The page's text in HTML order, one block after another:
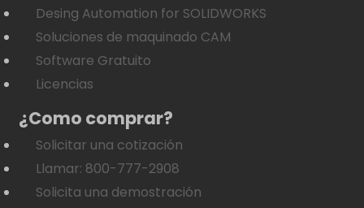
Desing Automation for SOLIDWORKS
Soluciones de maquinado CAM
Software Gratuito
Licencias
¿Como comprar?
Solicitar una cotización
Llamar: 800-777-2908
Solicita una demostración